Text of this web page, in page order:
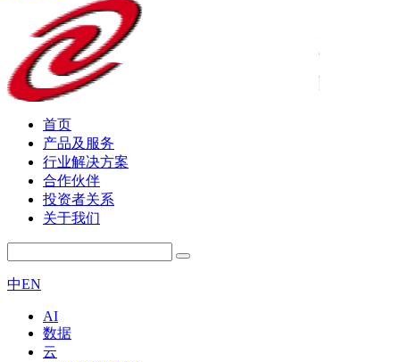
首页
产品及服务
行业解决方案
合作伙伴
投资者关系
关于我们
中EN
AI
数据
云